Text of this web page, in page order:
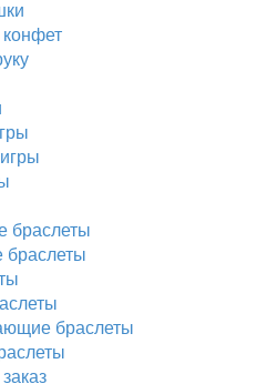
браслеты
браслеты
браслеты